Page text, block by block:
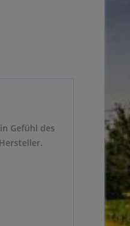
Gefühl des